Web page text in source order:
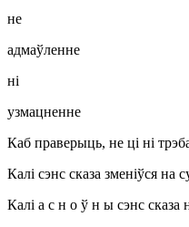
не
адмаўленне
ні
узмацненне
Каб праверыць, не ці ні
Калі сэнс сказа зменіўся на
Калі а с н о ў н ы сэнс сказа